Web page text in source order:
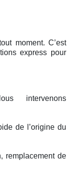
moment. C’est
express pour
intervenons
de l’origine du
remplacement de